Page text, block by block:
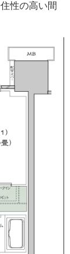
性の高い間